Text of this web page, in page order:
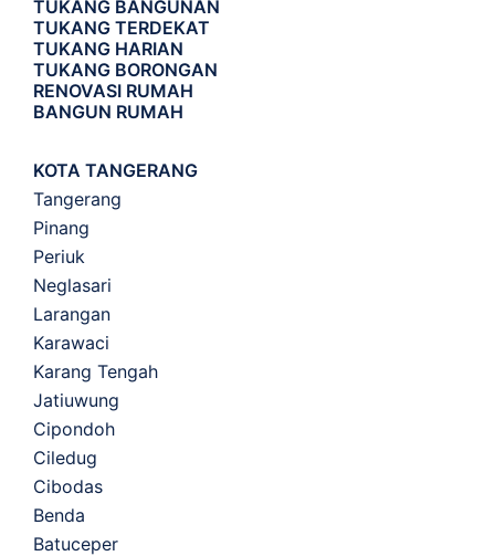
TUKANG BANGUNAN
TUKANG TERDEKAT
TUKANG HARIAN
TUKANG BORONGAN
RENOVASI RUMAH
BANGUN RUMAH
KOTA TANGERANG
Tangerang
Pinang
Periuk
Neglasari
Larangan
Karawaci
Karang Tengah
Jatiuwung
Cipondoh
Ciledug
Cibodas
Benda
Batuceper